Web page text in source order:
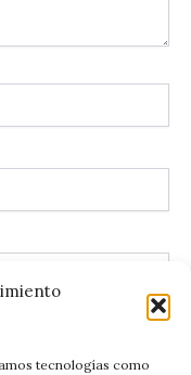
tecnologías como
y web en este